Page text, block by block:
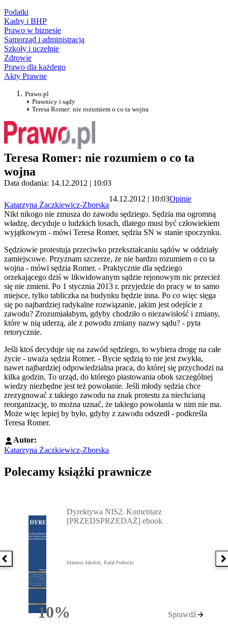
Podatki
Kadry i BHP
Prawo w biznesie
Samorząd i administracja
Szkoły i uczelnie
Zdrowie
Prawo dla każdego
Akty Prawne
Prawo.pl
Prawnicy i sądy
Teresa Romer: nie rozumiem o co ta wojna
Teresa Romer: nie rozumiem o co ta
wojna
Data dodania: 14.12.2012 | 10:03
Katarzyna Żaczkiewicz-Zborska
14.12.2012 | 10:03Opinie
Nikt nikogo nie zmusza do zawodu sędziego. Sędzia ma ogromną
władzę, decyduje o ludzkich losach, dlatego musi być człowiekiem
wyjątkowym - mówi Teresa Romer, sędzia SN w stanie spoczynku.
Sędziowie protestuja przeciwko przekształcaniu sądów w oddziały
zamiejscowe. Przyznam szczerze, że nie bardzo rozumiem o co ta
wojna - mówi sędzia Romer. - Praktycznie dla sędziego
orzekającego dziś w likwidowanym sądzie rejonowym nic przecież
się nie zmieni. Po 1 stycznia 2013 r. przyjedzie do pracy w to samo
miejsce, tylko tabliczka na budynku będzie inna. Po co więc sięga
się po najbardziej radykalne rozwiązanie, jakim jest odejście z
zawodu? Zrozumiałabym, gdyby chodziło o niezawisłość i zmiany,
które w nią uderzą, ale z powodu zmiany nazwy sądu? - pyta
retorycznie.
Jeśli ktoś decyduje się na zawód sędziego, to wybiera drogę na całe
życie - uważa sędzia Romer. - Bycie sędzią to nie jest zwykła,
nawet najbardziej odpowiedzialna praca, do której się przychodzi na
kilka godzin. To urząd, do którego piastowania obok szczególnej
wiedzy niezbędne jest też powołanie. Jeśli młody sędzia chce
zrezygnować z takiego zawodu na znak protestu za niechcianą
reorganizację, to można uznać, że takiego powołania w nim nie ma.
Może więc lepiej by było, gdyby z zawodu odszedł - podkreśla
Teresa Romer.
Autor:
Katarzyna Żaczkiewicz-Zborska
Polecamy książki prawnicze
Poprzednia książka
10%Rabatu
Dyrektywa NIS2. Komentarz
[PRZEDSPRZEDAŻ] ebook
Mateusz Jakubik, Rafał Prabucki
Sprawdź